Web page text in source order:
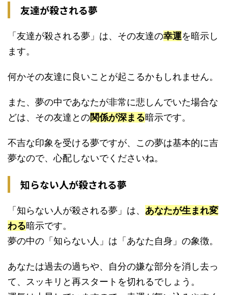
友達が殺される夢
「友達が殺される夢」は、その友達の幸運を暗示し
ます。
何かその友達に良いことが起こるかもしれません。
また、夢の中であなたが非常に悲しんでいた場合な
どは、その友達との関係が深まる暗示です。
不吉な印象を受ける夢ですが、この夢は基本的に吉
夢なので、心配しないでくださいね。
知らない人が殺される夢
「知らない人が殺される夢」は、 あなたが生まれ変
わる暗示です。
夢の中の「知らない人」は「あなた自身」の象徴。
あなたは過去の過ちや、自分の嫌な部分を消し去っ
て、スッキリと再スタートを切れるでしょう。